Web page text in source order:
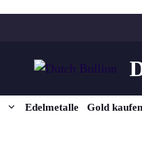
Edelmetalle Gold kaufen